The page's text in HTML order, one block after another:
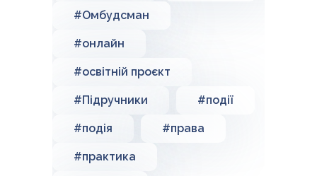
#Омбудсман
#онлайн
#освітній проєкт
#Підручники #події
#подія #права
#практика